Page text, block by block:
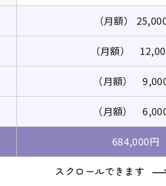
（月額）
（月額）
（月額）
（月額）
684,000円
スクロールできます